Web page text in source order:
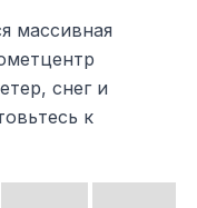
массивная
снег и
к